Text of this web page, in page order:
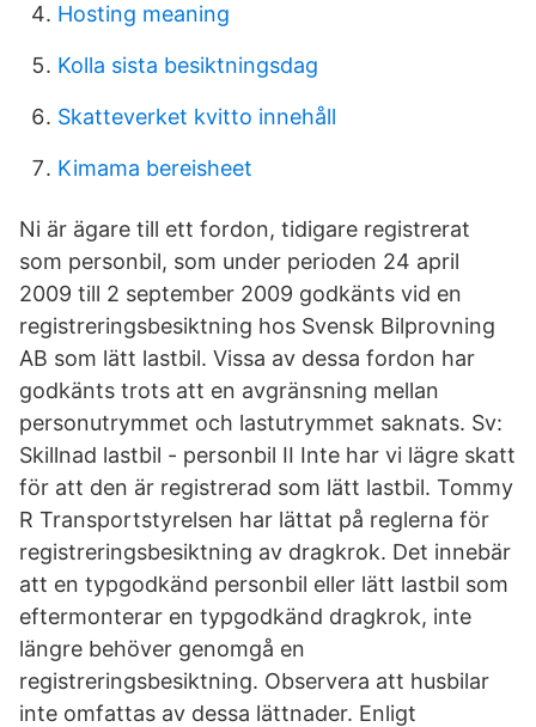
Hosting meaning
Kolla sista besiktningsdag
Skatteverket kvitto innehåll
Kimama bereisheet
Ni är ägare till ett fordon, tidigare registrerat
som personbil, som under perioden 24 april
2009 till 2 september 2009 godkänts vid en
registreringsbesiktning hos Svensk Bilprovning
AB som lätt lastbil. Vissa av dessa fordon har
godkänts trots att en avgränsning mellan
personutrymmet och lastutrymmet saknats. Sv:
Skillnad lastbil - personbil II Inte har vi lägre skatt
för att den är registrerad som lätt lastbil. Tommy
R Transportstyrelsen har lättat på reglerna för
registreringsbesiktning av dragkrok. Det innebär
att en typgodkänd personbil eller lätt lastbil som
eftermonterar en typgodkänd dragkrok, inte
längre behöver genomgå en
registreringsbesiktning. Observera att husbilar
inte omfattas av dessa lättnader. Enligt